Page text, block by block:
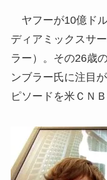
ヤフーが10億ド
ディアミックスサ
ラー）。その26歳
ンブラー氏に注目
ピソードを米ＣＮ